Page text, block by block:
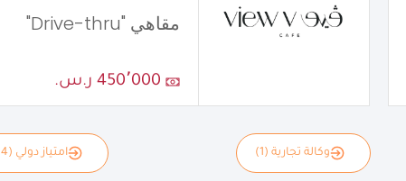
مقاهي "Drive-thru"
450٬000 ر.س.
وكالة تجارية (1) امتياز دولي (4)